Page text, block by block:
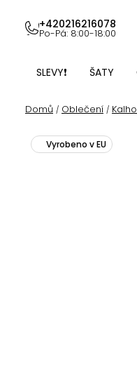
obsah
+420216216078
Po-Pá: 8:00-18:00
SLEVY❗ ŠATY
Domů / Oblečení /
Vyrobeno v EU